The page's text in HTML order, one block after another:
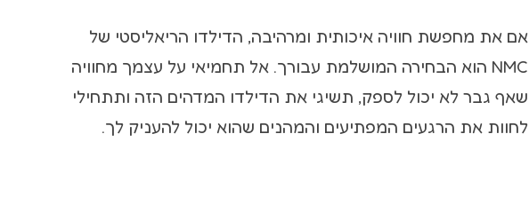
אם את מחפשת חוויה איכותית ומרהיבה, הדילדו הריאליסטי של
NMC הוא הבחירה המושלמת עבורך. אל תחמיאי על עצמך מחוויה
שאף גבר לא יכול לספק, תשיגי את הדילדו המדהים הזה ותתחילי
לחוות את הרגעים המפתיעים והמהנים שהוא יכול להעניק לך.